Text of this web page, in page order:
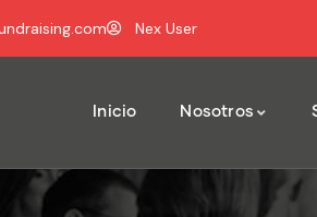
Nex User
Inicio Nosotros